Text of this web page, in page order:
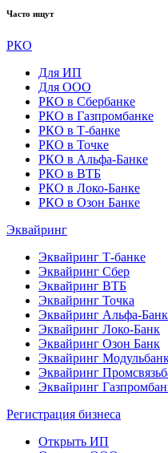
Часто ищут
РКО
Для ИП
Для ООО
РКО в Сбербанке
РКО в Газпромбанке
РКО в Т-банке
РКО в Точке
РКО в Альфа-Банке
РКО в ВТБ
РКО в Локо-Банке
РКО в Озон Банке
Эквайринг
Эквайринг Т-банке
Эквайринг Сбер
Эквайринг ВТБ
Эквайринг Точка
Эквайринг Альфа-Банк
Эквайринг Локо-Банк
Эквайринг Озон Банк
Эквайринг
Эквайринг
Эквайринг
Регистрация бизнеса
Открыть ИП